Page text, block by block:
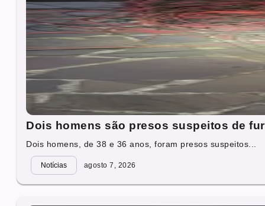
Dois homens são presos suspeitos de
Dois homens, de 38 e 36 anos, foram presos suspeitos...
Notícias agosto 7, 2026